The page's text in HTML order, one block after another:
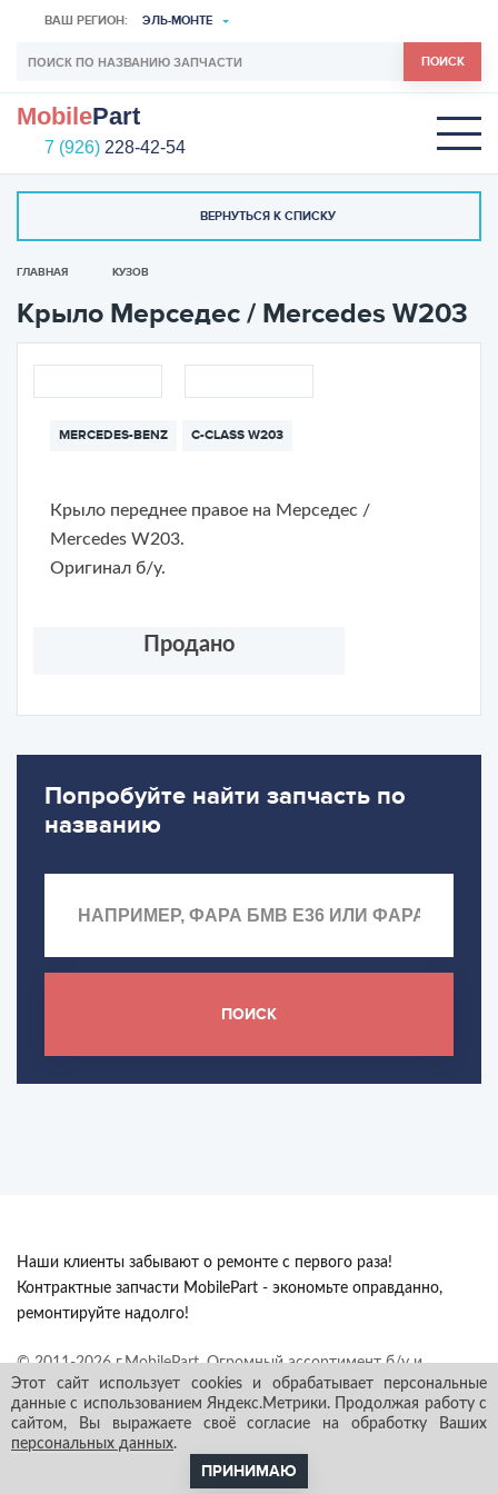
ВАШ РЕГИОН: ЭЛЬ-МОНТЕ
ПОИСК
MobilePart
7 (926) 228-42-54
ВЕРНУТЬСЯ К СПИСКУ
ГЛАВНАЯ КУЗОВ
Крыло Мерседес / Mercedes W203
MERCEDES-BENZ C-CLASS W203
Крыло переднее правое на Мерседес /
Mercedes W203.
Оригинал б/у.
Продано
Попробуйте найти запчасть по
названию
ПОИСК
Наши клиенты забывают о ремонте с первого раза!
Контрактные запчасти MobilePart - экономьте оправданно,
ремонтируйте надолго!
© 2011-2026 г.MobilePart. Огромный ассортимент б/у и
контрактных автозапчастей из Европы с гарантией в наличии и
под заказ. Все права защищены.
Этот сайт использует cookies и обрабатывает персональные
данные с использованием Яндекс.Метрики. Продолжая работу с
сайтом, Вы выражаете своё согласие на обработку Ваших
персональных данных.
ПРИНИМАЮ